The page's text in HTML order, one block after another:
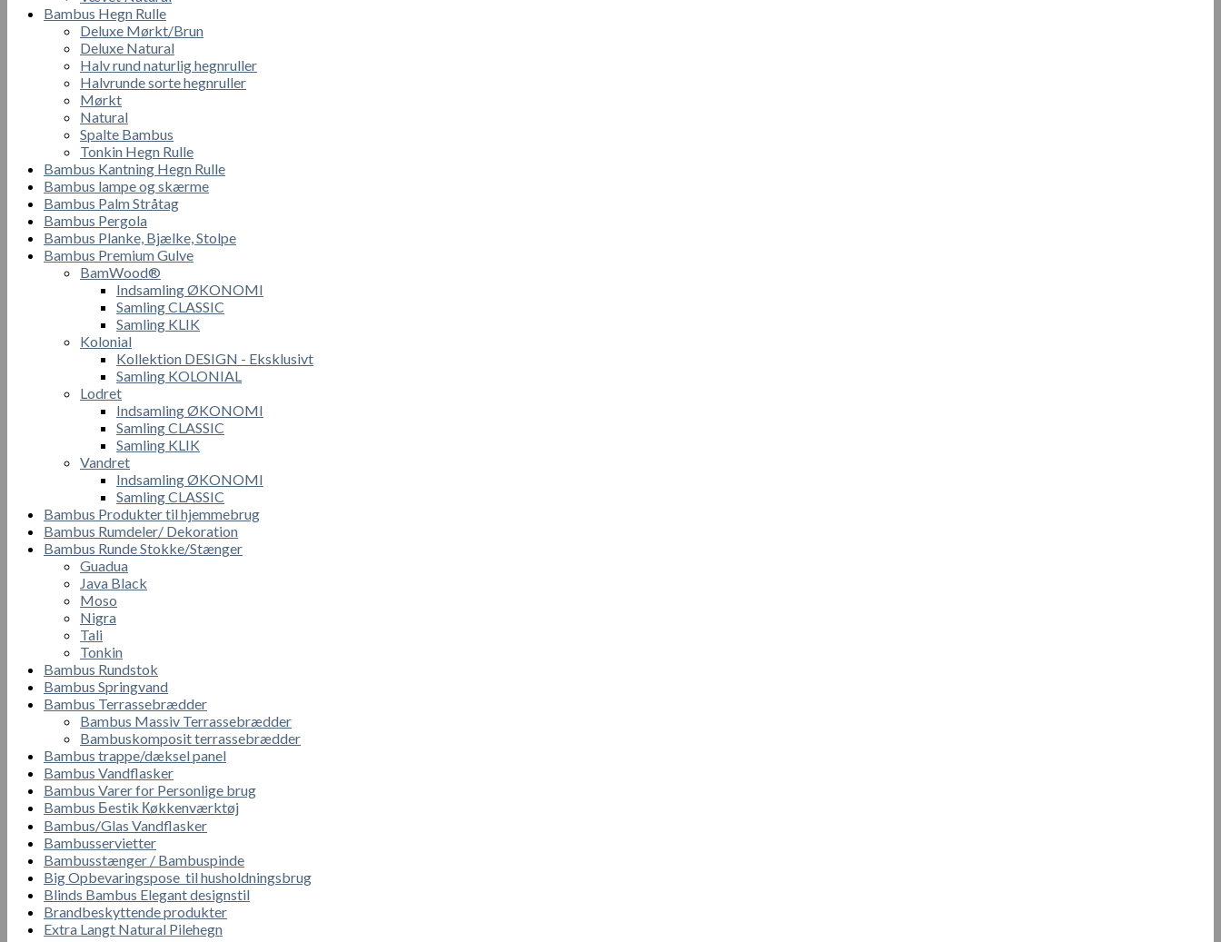
Bambus Hegn Rulle
Deluxe Mørkt/Brun
Deluxe Natural
Halv rund naturlig hegnruller
Halvrunde sorte hegnruller
Mørkt
Natural
Spalte Bambus
Tonkin Hegn Rulle
Bambus Kantning Hegn Rulle
Bambus lampe og skærme
Bambus Palm Stråtag
Bambus Pergola
Bambus Planke, Bjælke, Stolpe
Bambus Premium Gulve
BamWood®
Indsamling ØKONOMI
Samling CLASSIC
Samling KLIK
Kolonial
Kollektion DESIGN - Eksklusivt
Samling KOLONIAL
Lodret
Indsamling ØKONOMI
Samling CLASSIC
Samling KLIK
Vandret
Indsamling ØKONOMI
Samling CLASSIC
Bambus Produkter til hjemmebrug
Bambus Rumdeler/ Dekoration
Bambus Runde Stokke/Stænger
Guadua
Java Black
Moso
Nigra
Tali
Tonkin
Bambus Rundstok
Bambus Springvand
Bambus Terrassebrædder
Bambus Massiv Terrassebrædder
Bambuskomposit terrassebrædder
Bambus trappe/dæksel panel
Bambus Vandflasker
Bambus Varer for Personlige brug
Bambus Бestik Кøkkenværktøj
Bambus/Glas Vandflasker
Bambusservietter
Bambusstænger / Bambuspinde
Big Opbevaringspose til husholdningsbrug
Blinds Bambus Elegant designstil
Brandbeskyttende produkter
Extra Langt Natural Pilehegn